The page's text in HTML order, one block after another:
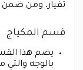
تفيار، ومن ضمن
قسم المكياج
يضم هذا
بالوجه